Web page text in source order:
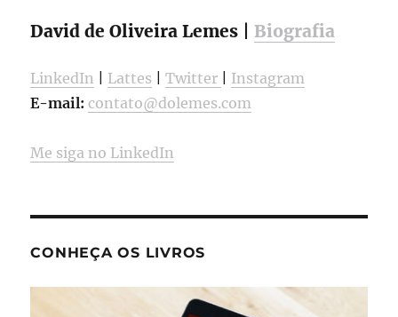
David de Oliveira Lemes |Biografia
LinkedIn Lattes |Twitter
Instagram
E-mail: contato@dolemes.com
Me siga no LinkedIn
CONHEÇA OS LIVROS